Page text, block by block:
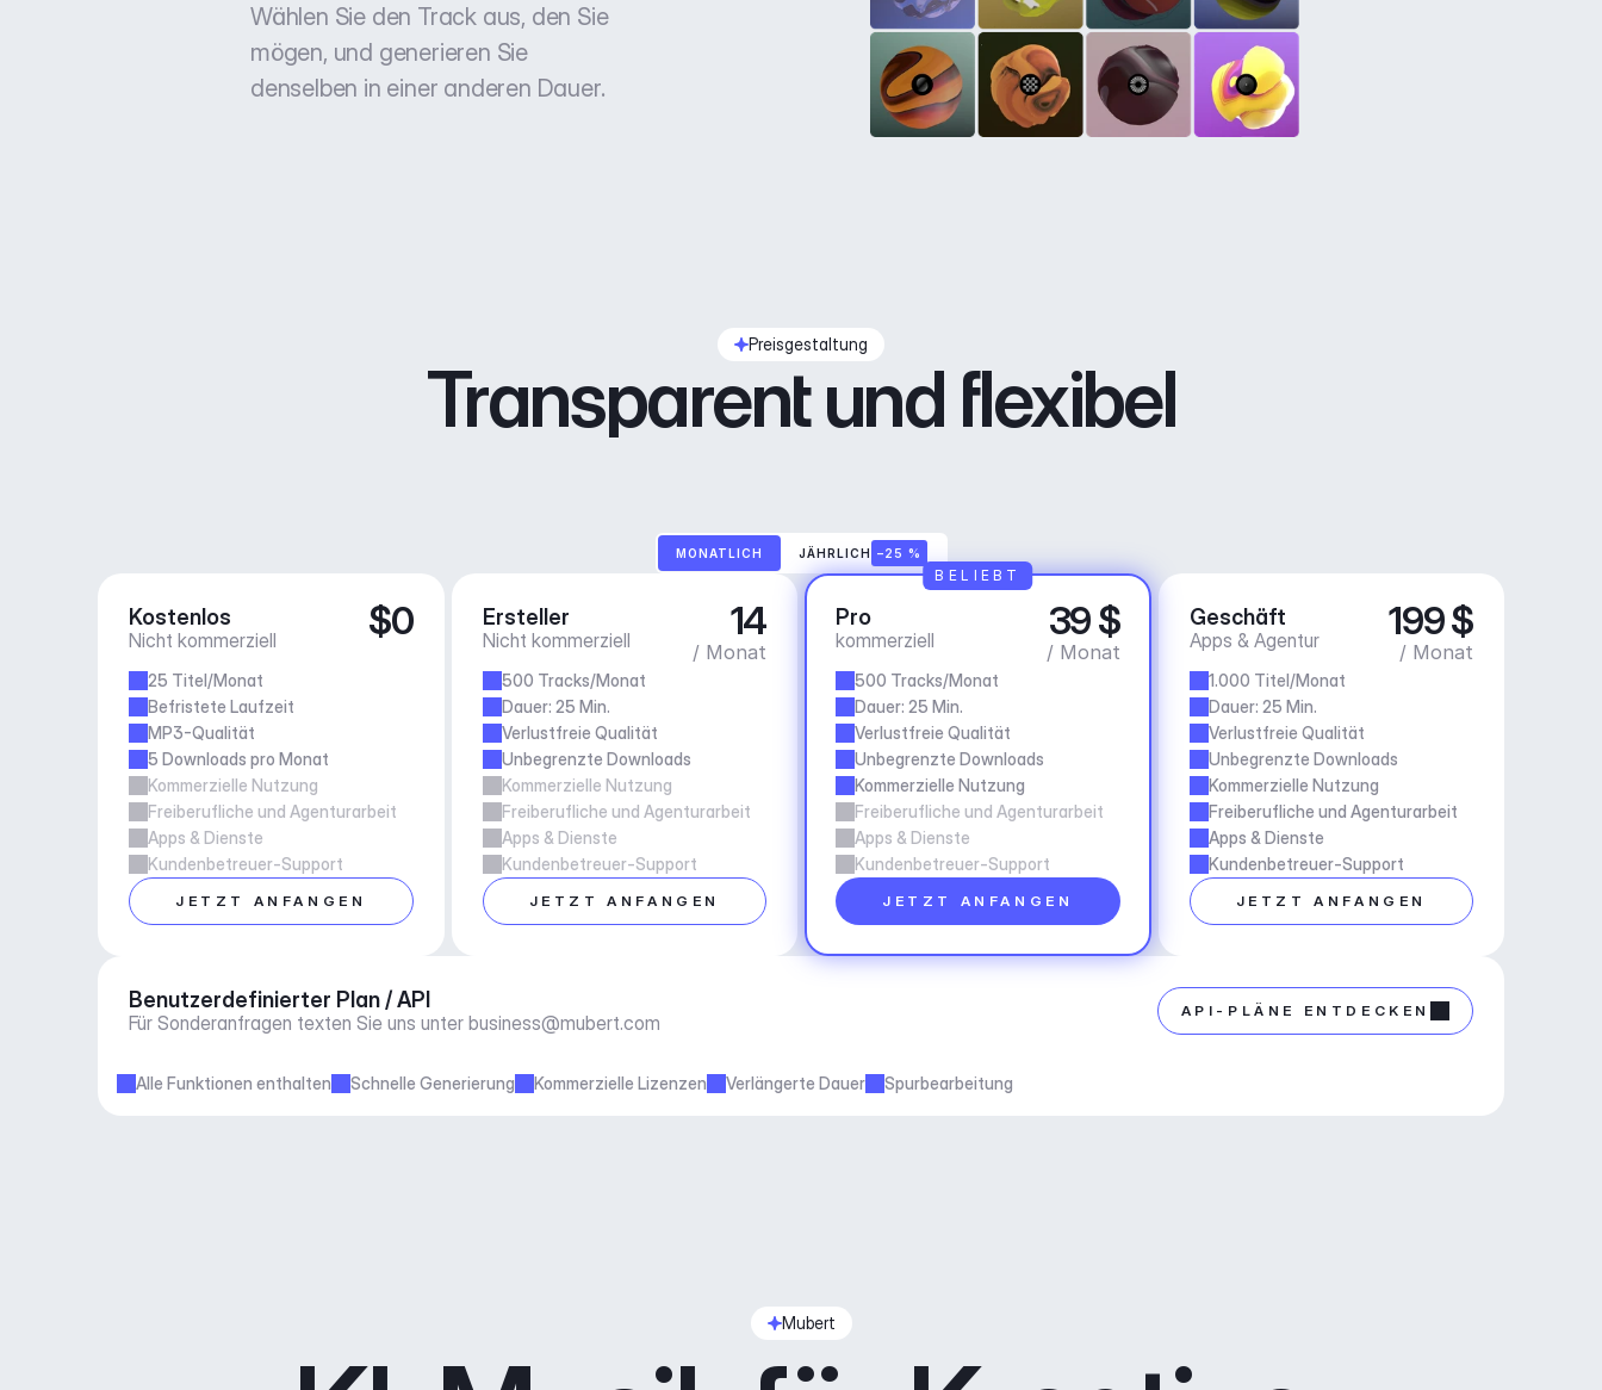
Wählen Sie den Track aus, den Sie
mögen, und generieren Sie
denselben in einer anderen Dauer.
Preisgestaltung
Transparent und flexibel
MONATLICH JÄHRLICH –25 %
Kostenlos
Nicht kommerziell $0
25 Titel/Monat
Befristete Laufzeit
MP3-Qualität
5 Downloads pro Monat
Kommerzielle Nutzung
Freiberufliche und Agenturarbeit
Apps & Dienste
Kundenbetreuer-Support
JETZT ANFANGEN
Ersteller
Nicht kommerziell 14
/ Monat
500 Tracks/Monat
Dauer: 25 Min.
Verlustfreie Qualität
Unbegrenzte Downloads
Kommerzielle Nutzung
Freiberufliche und Agenturarbeit
Apps & Dienste
Kundenbetreuer-Support
JETZT ANFANGEN
Pro
kommerziell 39 $
/ Monat
500 Tracks/Monat
Dauer: 25 Min.
Verlustfreie Qualität
Unbegrenzte Downloads
Kommerzielle Nutzung
Freiberufliche und Agenturarbeit
Apps & Dienste
Kundenbetreuer-Support
JETZT ANFANGEN
BELIEBT
Geschäft
Apps & Agentur 199 $
/ Monat
1.000 Titel/Monat
Dauer: 25 Min.
Verlustfreie Qualität
Unbegrenzte Downloads
Kommerzielle Nutzung
Freiberufliche und Agenturarbeit
Apps & Dienste
Kundenbetreuer-Support
JETZT ANFANGEN
Benutzerdefinierter Plan / API
Für Sonderanfragen texten Sie uns unter business@mubert.com
API-PLÄNE ENTDECKEN
Alle Funktionen enthalten Schnelle Generierung Kommerzielle Lizenzen Verlängerte Dauer Spurbearbeitung
Mubert